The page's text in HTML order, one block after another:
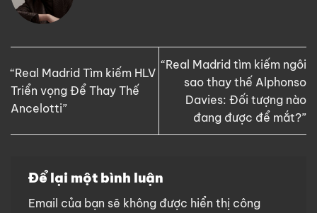
“Real Madrid Tìm kiếm HLV
Triển vọng Để Thay Thế
Ancelotti”
“Real Madrid tìm kiếm ngôi
sao thay thế Alphonso
Davies: Đối tượng nào
đang được để mắt?”
Để lại một bình luận
Email của bạn sẽ không được hiển thị công